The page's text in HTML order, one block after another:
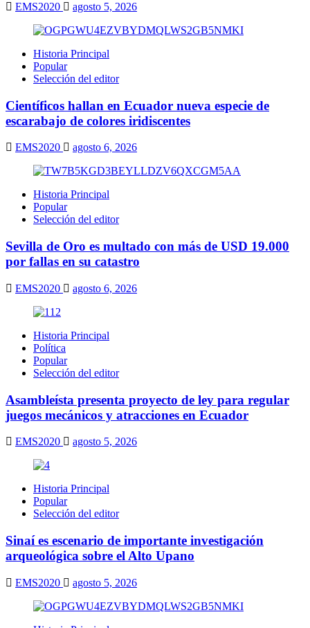
EMS2020 agosto 5, 2026
Historia Principal
Popular
Selección del editor
Científicos hallan en Ecuador nueva especie de
escarabajo de colores iridiscentes
EMS2020 agosto 6, 2026
Historia Principal
Popular
Selección del editor
Sevilla de Oro es multado con más de USD 19.000
por fallas en su catastro
EMS2020 agosto 6, 2026
Historia Principal
Política
Popular
Selección del editor
Asambleísta presenta proyecto de ley para regular
juegos mecánicos y atracciones en Ecuador
EMS2020 agosto 5, 2026
Historia Principal
Popular
Selección del editor
Sinaí es escenario de importante investigación
arqueológica sobre el Alto Upano
EMS2020 agosto 5, 2026